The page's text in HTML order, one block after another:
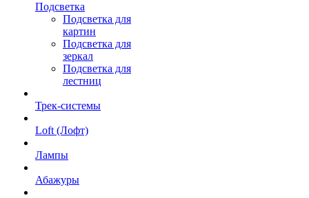
Подсветка
Подсветка для
картин
Подсветка для
зеркал
Подсветка для
лестниц
Трек-системы
Loft (Лофт)
Лампы
Абажуры